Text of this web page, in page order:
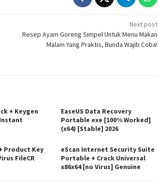
Next post
Resep Ayam Goreng Simpel Untuk Menu Makan
Malam Yang Praktis, Bunda Wajib Coba!
+ Keygen
EaseUS Data Recovery
Portable exe [100% Worked]
(x64) [Stable] 2026
Product Key
FileCR
eScan Internet Security Suite
Portable + Crack Universal
x86x64 [no Virus] Genuine